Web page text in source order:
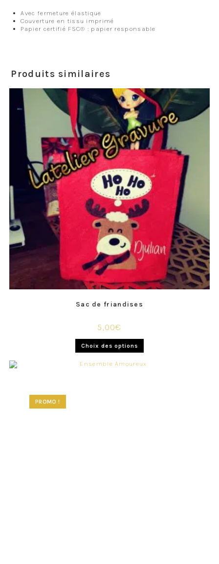
Avec fermeture élastique
Couverture en tissu imprimé
Papier certifié FSC® : papier responsable
Produits similaires
Sac de friandises
5,00€
Choix des options
PROMO !